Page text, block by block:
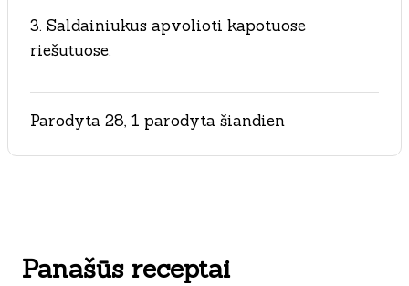
3. Saldainiukus apvolioti kapotuose
riešutuose.
Parodyta 28, 1 parodyta šiandien
Panašūs receptai